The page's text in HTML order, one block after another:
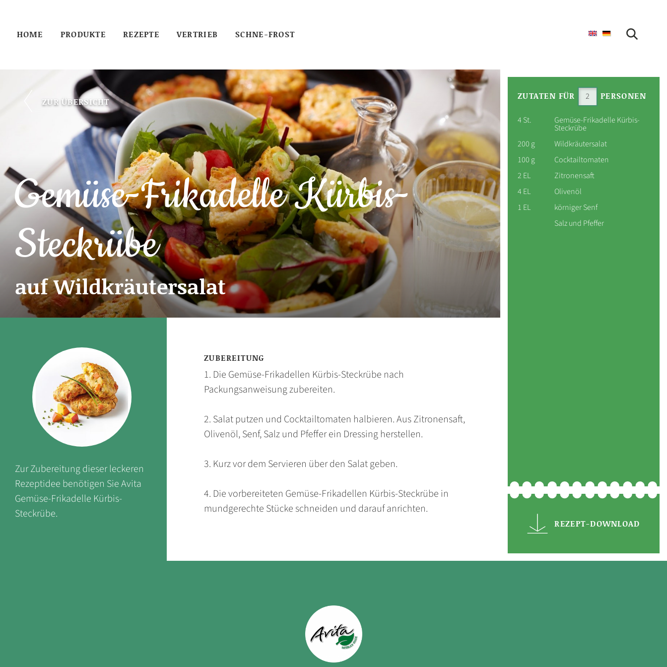
HOME
PRODUKTE REZEPTE VERTRIEB SCHNE-FROST
ZUR ÜBERSICHT
Gemüse-Frikadelle Kürbis-
Steckrübe
auf Wildkräutersalat
Zur Zubereitung dieser leckeren
Rezeptidee benötigen Sie Avita
Gemüse-Frikadelle Kürbis-
Steckrübe.
ZUBEREITUNG
1. Die Gemüse-Frikadellen Kürbis-Steckrübe nach
Packungsanweisung zubereiten.
2. Salat putzen und Cocktailtomaten halbieren. Aus Zitronensaft,
Olivenöl, Senf, Salz und Pfeffer ein Dressing herstellen.
3. Kurz vor dem Servieren über den Salat geben.
4. Die vorbereiteten Gemüse-Frikadellen Kürbis-Steckrübe in
mundgerechte Stücke schneiden und darauf anrichten.
ZUTATEN FÜR PERSONEN
4 St. Gemüse-Frikadelle Kürbis-
Steckrübe
200 g
Wildkräutersalat
100 g
Cocktailtomaten
2 EL
Zitronensaft
4 EL
Olivenöl
1 EL
körniger Senf
Salz und Pfeffer
REZEPT-DOWNLOAD